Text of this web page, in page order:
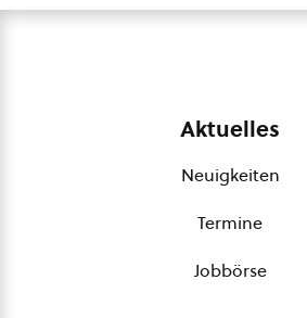
Aktuelles
Neuigkeiten
Termine
Jobbörse